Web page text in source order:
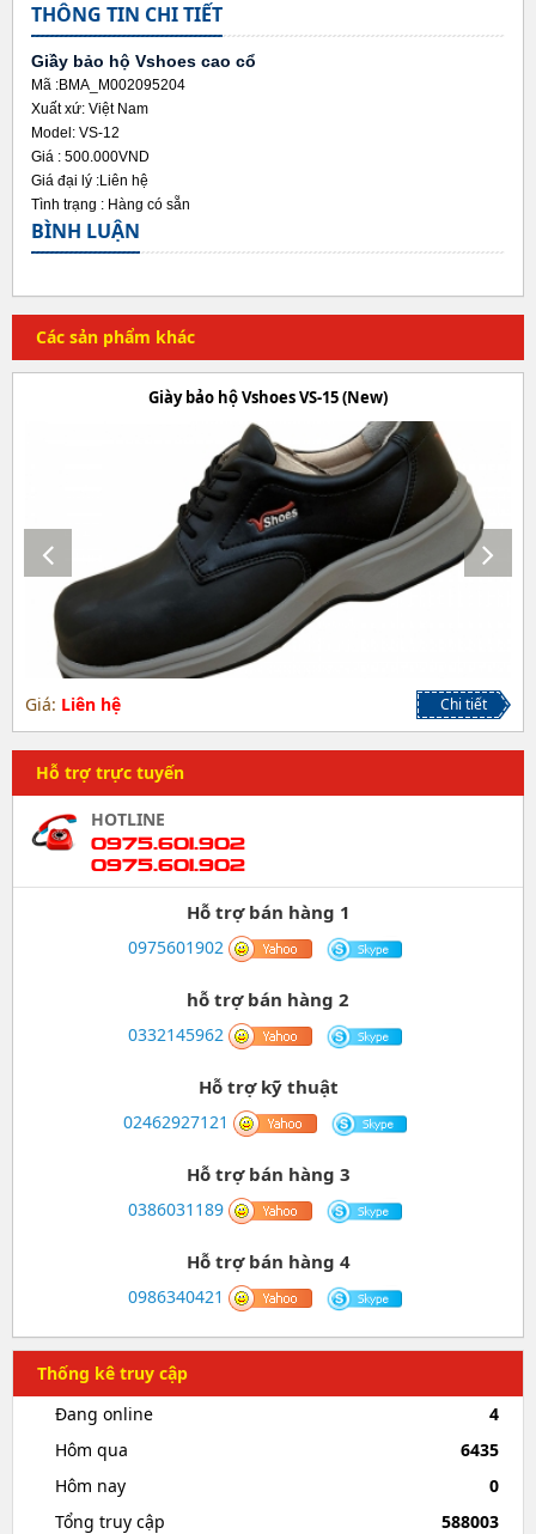
Hỗ trợ trực tuyến
HOTLINE
0975.601.902
0975.601.902
Hỗ trợ bán hàng 1
0975601902
hỗ trợ bán hàng 2
0332145962
Hỗ trợ kỹ thuật
02462927121
Hỗ trợ bán hàng 3
0386031189
Hỗ trợ bán hàng 4
0986340421
Thống kê truy cập
Đang online
4
Hôm qua
6435
Hôm nay
0
Tổng truy cập
588003
THÔNG TIN CHI TIẾT
Giầy bảo hộ Vshoes cao cổ
Mã :BMA_M002095204
Xuất xứ: Việt Nam
Model: VS-12
Giá : 500.000VND
Giá đại lý :Liên hệ
Tình trạng : Hàng có sẵn
BÌNH LUẬN
Các sản phẩm khác
Giày bảo hộ Vshoes VS-15 (New)
Giá: Liên hệ Chi tiết